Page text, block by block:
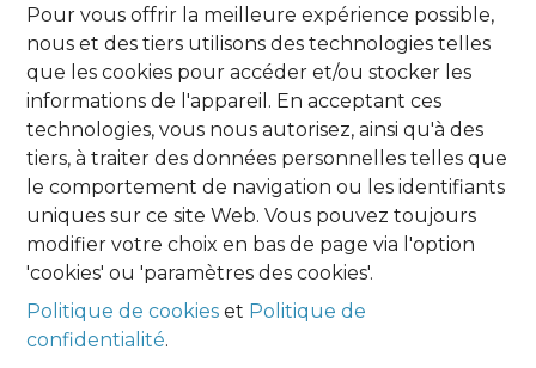
Pour vous offrir la meilleure expérience possible,
nous et des tiers utilisons des technologies telles
que les cookies pour accéder et/ou stocker les
informations de l'appareil. En acceptant ces
technologies, vous nous autorisez, ainsi qu'à des
tiers, à traiter des données personnelles telles que
le comportement de navigation ou les identifiants
uniques sur ce site Web. Vous pouvez toujours
modifier votre choix en bas de page via l'option
'cookies' ou 'paramètres des cookies'.
Politique de cookies et Politique de
confidentialité.
Agence Namur
HOME EXPERT IMMO